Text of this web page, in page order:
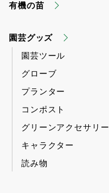
有機の苗
園芸グッズ
園芸ツール
グローブ
プランター
コンポスト
グリーンアクセサリー
キャラクター
読み物